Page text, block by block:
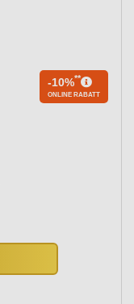
-10%**
ONLINE RABATT